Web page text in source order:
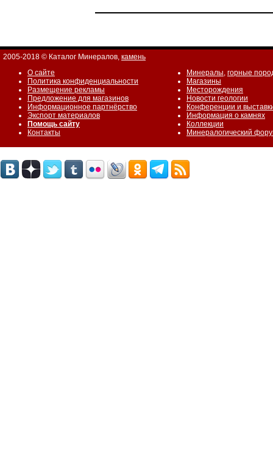
2005-2018 © Каталог Минералов, камень
О сайте
Политика конфиденциальности
Размещение рекламы
Предложение для магазинов
Информационное партнёрство
Экспорт материалов
Помощь сайту
Контакты
Минералы, горные
Магазины
Месторождения
Новости геологии
Конференции и
Информация о камнях
Коллекции
Минералогический